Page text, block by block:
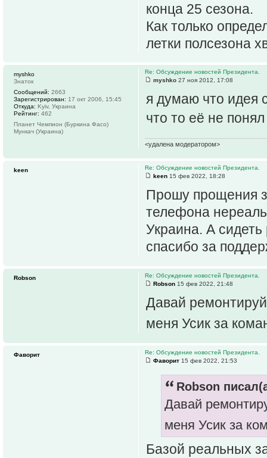
конца 25 сезона.
Как только
летки полсезона
Re: Обсуждение новостей Президента.
myshko 27 ноя 2012, 17:08
я думаю что идея
что то её не
<удалена модератором>
myshko
Знаток
Сообщений: 2663
Зарегистрирован: 17 окт 2006, 15:45
Откуда: Kyiv, Украина
Рейтинг: 462
Планет Чемпион (Буркина Фасо)
Мункач (Украина)
Re: Обсуждение новостей Президента.
keen 15 фев 2022, 18:28
Прошу прощения
телефона
Украина. А
спасибо за
keen
Re: Обсуждение новостей Президента.
Robson 15 фев 2022, 21:48
Давай
меня Усик за
Robson
Re: Обсуждение новостей Президента.
Фаворит 15 фев 2022, 21:53
Robson
Давай
меня Усик за
Базой реальных
Фаворит